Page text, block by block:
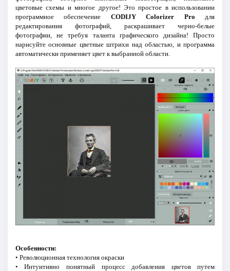
цветовые схемы и многое другое! Это простое в использовании
программное обеспечение CODIJY Colorizer Pro для
редактирования фотографий, раскрашивает черно-белые
фотографии, не требуя таланта графического дизайна! Просто
нарисуйте основные цветные штрихи над областью, и программа
автоматически применяет цвет к выбранной области.
Особенности:
• Революционная технология окраски
• Интуитивно понятный процесс добавления цветов путем